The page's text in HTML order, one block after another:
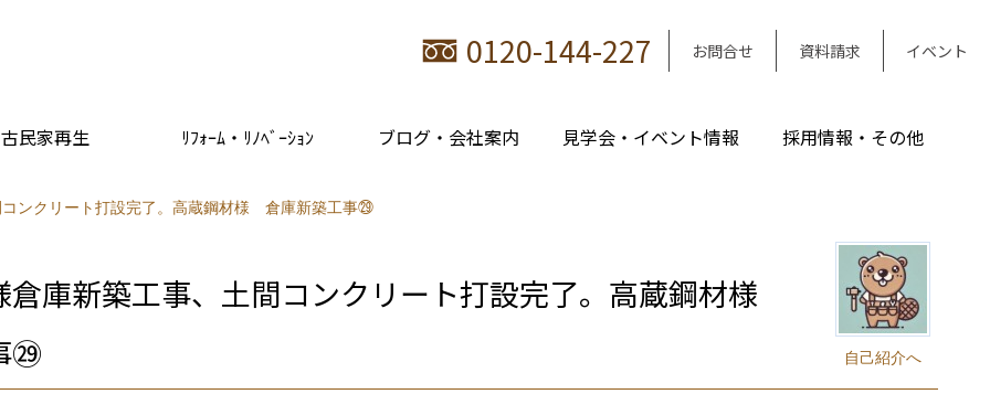
0120-144-227 お問合せ 資料請求 イベント
古民家再生 ﾘﾌｫｰﾑ・ﾘﾉﾍﾞｰｼｮﾝ ブログ・会社案内 見学会・イベント情報 採用情報・その他
ンクリート打設完了。高蔵鋼材様 倉庫新築工事㉙
自己紹介へ
庫新築工事、土間コンクリート打設完了。高蔵鋼材様
㉙